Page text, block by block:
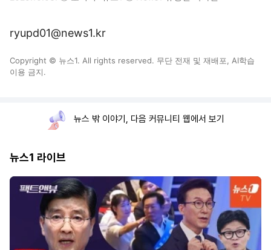
ryupd01@news1.kr
Copyright © 뉴스1. All rights reserved. 무단 전재 및 재배포, AI학습
이용 금지.
뉴스 밖 이야기, 다음 커뮤니티 웹에서 보기
뉴스1 라이브